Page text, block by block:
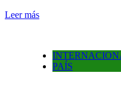
Leer más
PAÍS